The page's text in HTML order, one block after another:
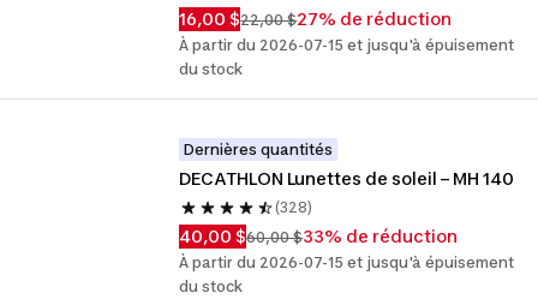
16,00 $22,00 $27% de réduction
À partir du 2026-07-15 et jusqu'à épuisement
du stock
Dernières quantités
DECATHLON Lunettes de soleil – MH 140
(328)
40,00 $60,00 $33% de réduction
À partir du 2026-07-15 et jusqu'à épuisement
du stock